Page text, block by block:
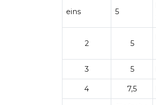
eins 5
2 5
3 5
4 7,5